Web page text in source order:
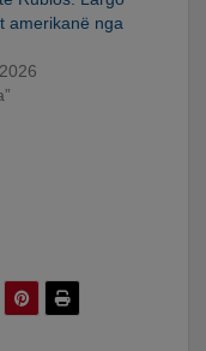
amerikanë nga